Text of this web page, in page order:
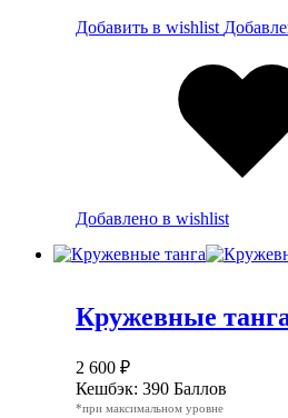
Добавить в wishlist
Добавлено в wishlist
Кружевные
2 600 ₽
Кешбэк: 390 Баллов
*при максимальном уровне